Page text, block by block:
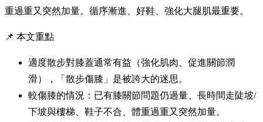
重過重又突然加量。循序漸進、好鞋、強化大腿肌最重要。
📌 本文重點
適度散步對膝蓋通常有益（強化肌肉、促進關節潤
滑），「散步傷膝」是被誇大的迷思。
較傷膝的情況：已有膝關節問題仍過量、長時間走陡坡/
下坡與樓梯、鞋子不合、體重過重又突然加量。